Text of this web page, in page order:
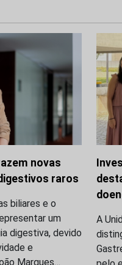
novas
raros
biliares e o
um
digestiva, devido
e
Marques…
A